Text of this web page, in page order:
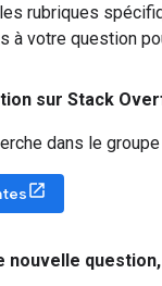
rubriques
à votre question
sur Stack
dans le
nouvelle question,